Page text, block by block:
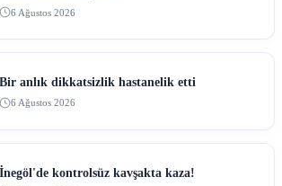
6 Ağustos 2026
Bir anlık dikkatsizlik hastanelik etti
6 Ağustos 2026
İnegöl'de kontrolsüz kavşakta kaza!